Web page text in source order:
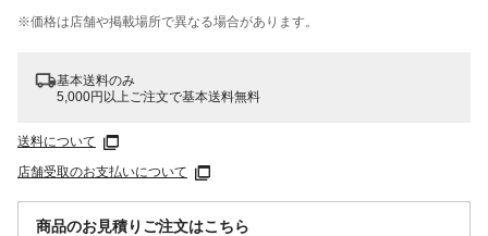
※価格は​店舗や​掲載場所で​異なる​場合が​あります。
基本送料のみ
5,000円以上ご注文で基本送料無料
送料について
店舗受取のお支払いについて
商品のお見積りご注文はこちら